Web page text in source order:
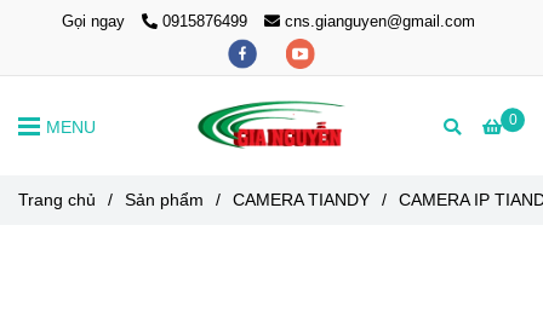
Gọi ngay 0915876499 cns.gianguyen@gmail.com
0
MENU
Trang chủ / Sản phẩm / CAMERA TIANDY / CAMERA IP